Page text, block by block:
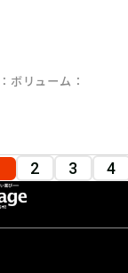
ボリューム
2 3 4